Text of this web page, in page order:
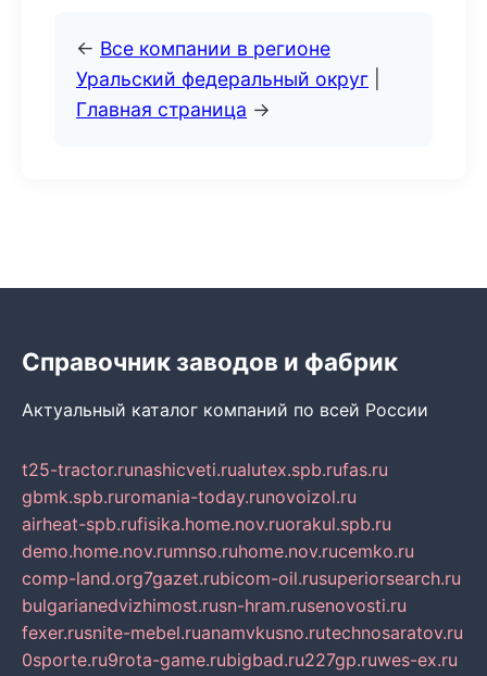
← Все компании в регионе
Уральский федеральный округ
Главная страница →
Справочник заводов и фабрик
Актуальный каталог компаний по всей России
t25-tractor.runashicveti.rualutex.spb.rufas.ru
gbmk.spb.ruromania-today.runovoizol.ru
airheat-spb.rufisika.home.nov.ruorakul.spb.ru
demo.home.nov.rumnso.ruhome.nov.rucemko.ru
comp-land.org7gazet.rubicom-oil.rusuperiorsearch.ru
bulgarianedvizhimost.rusn-hram.rusenovosti.ru
fexer.rusnite-mebel.ruanamvkusno.rutechnosaratov.ru
0sporte.ru9rota-game.rubigbad.ru227gp.ruwes-ex.ru